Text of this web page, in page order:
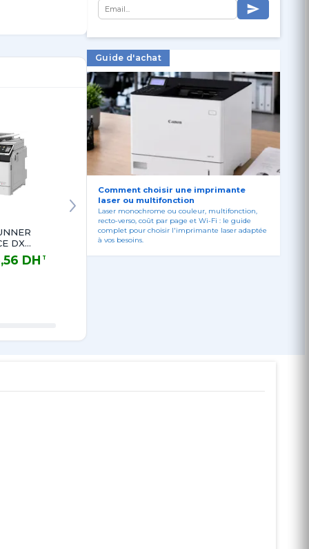
DX
3en1DH TTC
imageRUNNER
1643i II MFP
3en1 Réseau
12 600,06 DHTTC
Cassette
Feeding Unit-
C3025i
10 412,16 DHTTC 3
Guide d'achat
Comment choisir une imprimante
laser ou multifonction
Laser monochrome ou couleur, multifonction,
recto-verso, coût par page et Wi-Fi : le guide
complet pour choisir l'imprimante laser adaptée
à vos besoins.